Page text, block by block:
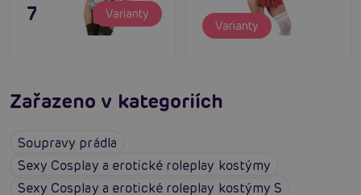
795 Kč Varianty
Varianty
Zařazeno v kategoriích
Soupravy prádla
Sexy Cosplay a erotické roleplay kostýmy
Sexy Cosplay a erotické roleplay kostýmy S